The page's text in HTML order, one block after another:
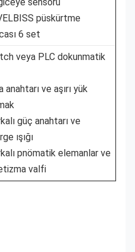
püskürtme
6 set
veya PLC dokunmatik
anahtarı ve aşırı yük
güç anahtarı ve
ışığı
pnömatik elemanlar ve
valfi